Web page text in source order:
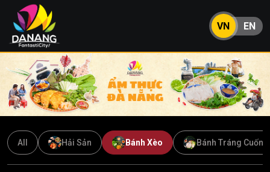
VN EN
All Hải Sản Bánh Xèo Bánh Tráng Cuốn